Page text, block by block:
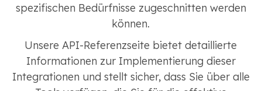
spezifischen Bedürfnisse zugeschnitten werden
können.
Unsere API-Referenzseite bietet detaillierte
Informationen zur Implementierung dieser
Integrationen und stellt sicher, dass Sie über alle